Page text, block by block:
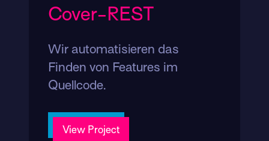
Cover-REST
Wir automatisieren das
Finden von Features im
Quellcode.
View Project